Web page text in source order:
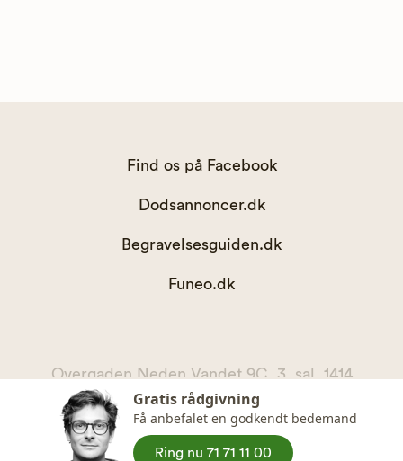
Find os på Facebook
Dodsannoncer.dk
Begravelsesguiden.dk
Funeo.dk
Overgaden Neden Vandet 9C, 3. sal, 1414
København K
kontakt@begravelsesguiden.dk, telefon 71 71 11 00
CVR. 36065567
Gratis rådgivning
Få anbefalet en godkendt bedemand
Ring nu 71 71 11 00